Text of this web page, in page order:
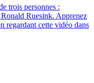
trois personnes :
Ruesink. Apprenez
regardant cette vidéo dans